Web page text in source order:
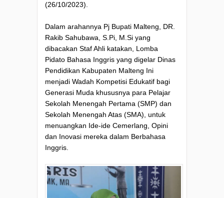
(26/10/2023).
Dalam arahannya Pj Bupati Malteng, DR.
Rakib Sahubawa, S.Pi, M.Si yang
dibacakan Staf Ahli katakan, Lomba
Pidato Bahasa Inggris yang digelar Dinas
Pendidikan Kabupaten Malteng Ini
menjadi Wadah Kompetisi Edukatif bagi
Generasi Muda khususnya para Pelajar
Sekolah Menengah Pertama (SMP) dan
Sekolah Menengah Atas (SMA), untuk
menuangkan Ide-ide Cemerlang, Opini
dan Inovasi mereka dalam Berbahasa
Inggris.